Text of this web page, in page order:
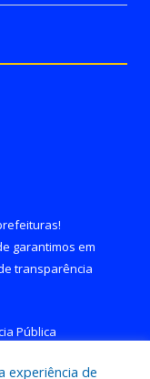
!
garantimos em
transparência
Pública
experiência de